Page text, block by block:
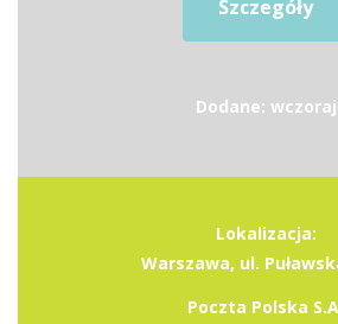
Szczegóły
Dodane: wczoraj
Lokalizacja:
Warszawa, ul.
Poczta Polska